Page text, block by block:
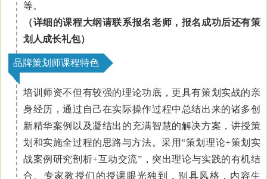
等。
（详细的课程大纲请联系报名老师， 报名成功后还有策
划人成长礼包）
品牌策划师课程特色
培训师资不但有较强的理论功底，更具有策划实战的亲
身经历，通过自己在实际操作过程中总结出来的诸多创
新精华案例以及凝结出的充满智慧的解决方案，讲授策
划和实施全过程的思路与方法。采用“策划理论+策划实
战案例研究剖析+互动交流”，突出理论与实践的有机结
合。专家教授们的授课眼光独到，别具风格，内容生